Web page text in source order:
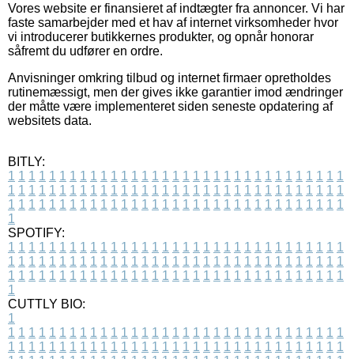
Vores website er finansieret af indtægter fra annoncer. Vi har
faste samarbejder med et hav af internet virksomheder hvor
vi introducerer butikkernes produkter, og opnår honorar
såfremt du udfører en ordre.
Anvisninger omkring tilbud og internet firmaer opretholdes
rutinemæssigt, men der gives ikke garantier imod ændringer
der måtte være implementeret siden seneste opdatering af
websitets data.
BITLY:
1 1 1 1 1 1 1 1 1 1 1 1 1 1 1 1 1 1 1 1 1 1 1 1 1 1 1 1 1 1 1 1 1
1 1 1 1 1 1 1 1 1 1 1 1 1 1 1 1 1 1 1 1 1 1 1 1 1 1 1 1 1 1 1 1 1
1 1 1 1 1 1 1 1 1 1 1 1 1 1 1 1 1 1 1 1 1 1 1 1 1 1 1 1 1 1 1 1 1
1
SPOTIFY:
1 1 1 1 1 1 1 1 1 1 1 1 1 1 1 1 1 1 1 1 1 1 1 1 1 1 1 1 1 1 1 1 1
1 1 1 1 1 1 1 1 1 1 1 1 1 1 1 1 1 1 1 1 1 1 1 1 1 1 1 1 1 1 1 1 1
1 1 1 1 1 1 1 1 1 1 1 1 1 1 1 1 1 1 1 1 1 1 1 1 1 1 1 1 1 1 1 1 1
1
CUTTLY BIO:
1
1 1 1 1 1 1 1 1 1 1 1 1 1 1 1 1 1 1 1 1 1 1 1 1 1 1 1 1 1 1 1 1 1
1 1 1 1 1 1 1 1 1 1 1 1 1 1 1 1 1 1 1 1 1 1 1 1 1 1 1 1 1 1 1 1 1